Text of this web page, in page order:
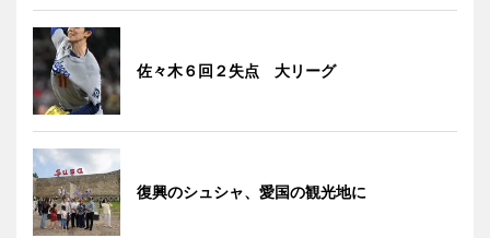
佐々木６回２失点 大リーグ
復興のシュシャ、愛国の観光地に